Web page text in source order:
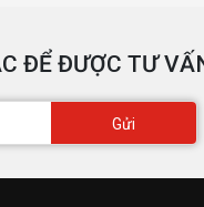
ĐỂ ĐƯỢC TƯ
Gửi